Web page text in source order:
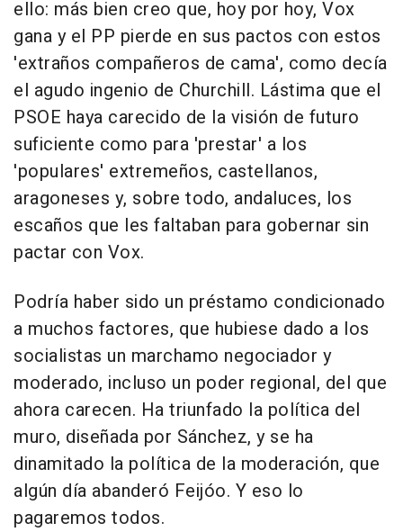
ello: más bien creo que, hoy por hoy, Vox
gana y el PP pierde en sus pactos con estos
'extraños compañeros de cama', como decía
el agudo ingenio de Churchill. Lástima que el
PSOE haya carecido de la visión de futuro
suficiente como para 'prestar' a los
'populares' extremeños, castellanos,
aragoneses y, sobre todo, andaluces, los
escaños que les faltaban para gobernar sin
pactar con Vox.
Podría haber sido un préstamo condicionado
a muchos factores, que hubiese dado a los
socialistas un marchamo negociador y
moderado, incluso un poder regional, del que
ahora carecen. Ha triunfado la política del
muro, diseñada por Sánchez, y se ha
dinamitado la política de la moderación, que
algún día abanderó Feijóo. Y eso lo
pagaremos todos.